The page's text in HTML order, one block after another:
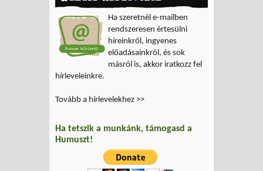
Ha szeretnél e-mailben
rendszeresen értesülni
híreinkről, ingyenes
előadásainkról, és sok
másról is, akkor iratkozz fel
hírleveleinkre.
Tovább a hírlevelekhez >>
Ha tetszik a munkánk, támogasd a
Humuszt!